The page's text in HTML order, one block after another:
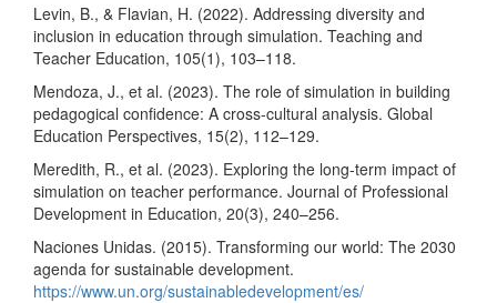
Levin, B., & Flavian, H. (2022). Addressing diversity and
inclusion in education through simulation. Teaching and
Teacher Education, 105(1), 103–118.
Mendoza, J., et al. (2023). The role of simulation in building
pedagogical confidence: A cross-cultural analysis. Global
Education Perspectives, 15(2), 112–129.
Meredith, R., et al. (2023). Exploring the long-term impact of
simulation on teacher performance. Journal of Professional
Development in Education, 20(3), 240–256.
Naciones Unidas. (2015). Transforming our world: The 2030
agenda for sustainable development.
https://www.un.org/sustainabledevelopment/es/